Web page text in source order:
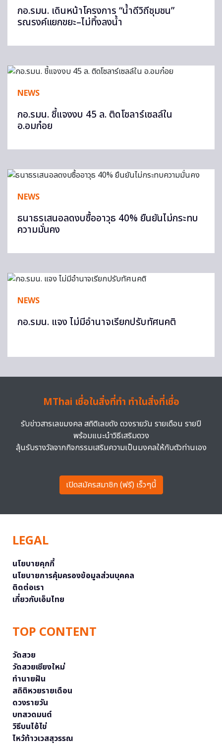
กอ.รมน. เดินหน้าโครงการ “น้ำดีวิถีชุมชน”
รณรงค์แยกขยะ–ไม่ทิ้งลงน้ำ
NEWS
กอ.รมน. ชี้แจงงบ 45 ล. ติดโซลาร์เซลล์ใน
อ.อมก๋อย
NEWS
ธนาธรเสนอลดงบซื้ออาวุธ 40% ยืนยันไม่กระทบ
ความมั่นคง
NEWS
กอ.รมน. แจง ไม่มีอำนาจเรียกปรับทัศนคติ
MThai เชื่อในสิ่งที่ทำ ทำในสิ่งที่เชื่อ
รับข่าวสารเลขมงคล สถิติเลขดัง ดวงรายวัน รายเดือน รายปี
พร้อมแนะนำวิธีเสริมดวง
ลุ้นรับรางวัลจากกิจกรรมเสริมความเป็นมงคลให้กับตัวท่านเอง
เปิดสมัครสมาชิก (ฟรี) เร็วๆนี้
LEGAL
นโยบายคุกกี้
นโยบายการคุ้มครองข้อมูลส่วนบุคคล
ติดต่อเรา
เกี่ยวกับเอ็มไทย
TOP CONTENT
วัดสวย
วัดสวยเชียงใหม่
ทำนายฝัน
สถิติหวยรายเดือน
ดวงรายวัน
บทสวดมนต์
วิธีบนไอ้ไข่
ไหว้ท้าวเวสสุวรรณ